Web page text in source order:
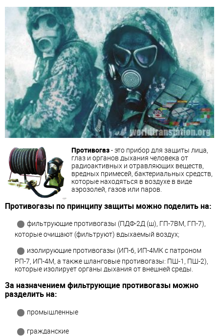
Противогаз- это прибор для защиты лица,
глаз и органов дыхания человека от
радиоактивных и отравляющих веществ,
вредных примесей, бактериальных средств,
которые находяться в воздухе в виде
аэрозолей, газов или паров.
Противогазы по принципу защиты можно поделить на:
фильтрующие противогазы (ПДФ-2Д (ш), ГП-7ВМ, ГП-7),
которые очищают (фильтруют) вдыхаемый воздух;
изолирующие противогазы (ИП-6, ИП-4МК с патроном
РП-7, ИП-4М, а также шланговые противогазы: ПШ-1, ПШ-2),
которые изолирует органы дыхания от внешней среды.
За назначением фильтрующие противогазы можно
разделить на:
промышленные
гражданские